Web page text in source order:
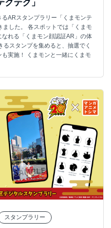
テク」
ARスタンプラリー「くまモンテ
した。 各スポットでは「くまモ
れる「くまモン顔認証AR」の体
スタンプを集めると、抽選でく
実施！ くまモンと一緒にくまモ
スタンプラリー